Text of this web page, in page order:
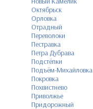
Октябрьск
Орловка
Отрадный
Переволоки
Пестравка
Петра Дубрава
Подстёпки
Подъём-Михайловка
Покровка
Похвистнево
Приволжье
Придорожный